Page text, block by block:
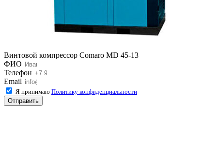
Винтовой компрессор Comaro MD 45-13
ФИО
Телефон
Email
Я принимаю Политику конфиденциальности
Отправить